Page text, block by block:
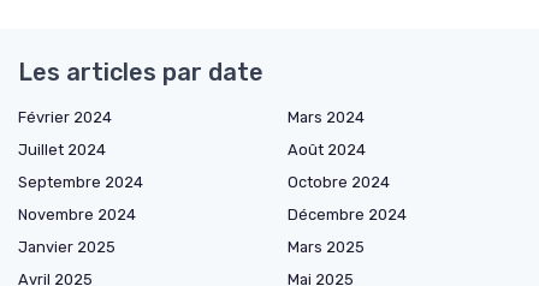
Les articles par date
Février 2024
Mars 2024
Juillet 2024
Août 2024
Septembre 2024
Octobre 2024
Novembre 2024
Décembre 2024
Janvier 2025
Mars 2025
Avril 2025
Mai 2025